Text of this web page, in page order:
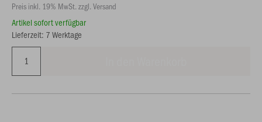
Preis inkl. 19% MwSt. zzgl. Versand
Artikel sofort verfügbar
Lieferzeit: 7 Werktage